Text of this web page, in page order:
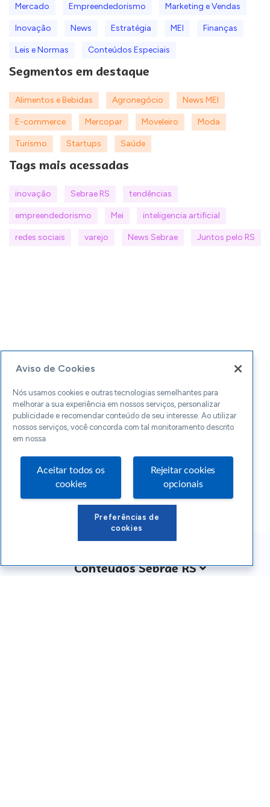
Mercado Empreendedorismo Marketing e Vendas
Inovação News Estratégia MEI Finanças
Leis e Normas Conteúdos Especiais
Segmentos em destaque
Alimentos e Bebidas Agronegócio News MEI
E-commerce Mercopar Moveleiro Moda
Turismo Startups Saúde
Tags mais acessadas
inovação Sebrae RS tendências
empreendedorismo Mei inteligencia artificial
redes sociais varejo News Sebrae Juntos pelo RS
Conteúdos Sebrae RS
Aviso de Cookies
Nós usamos cookies e outras tecnologias semelhantes para
melhorar a sua experiência em nossos serviços, personalizar
publicidade e recomendar conteúdo de seu interesse. Ao utilizar
nossos serviços, você concorda com tal monitoramento descrito
em nossa
Aceitar todos os
cookies
Rejeitar cookies
opcionais
Preferências de
cookies